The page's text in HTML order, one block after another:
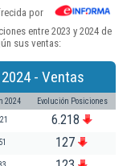
por
entre 2023 y 2024 de
sus ventas:
- Ventas
2024 Evolución Posiciones
6.218
127